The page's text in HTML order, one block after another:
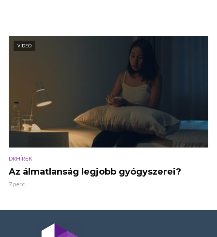
VIDEO
DRHÍREK
Az álmatlanság legjobb gyógyszerei?
7 perc